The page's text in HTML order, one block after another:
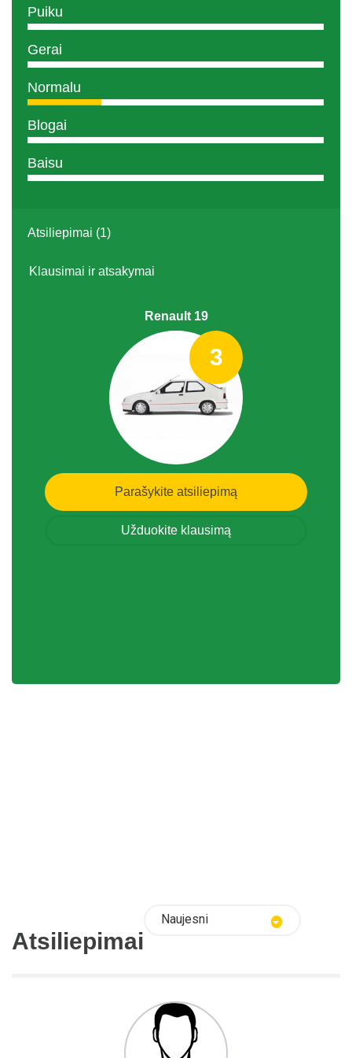
Puiku
Gerai
Normalu
Blogai
Baisu
Atsiliepimai (1)
Klausimai ir atsakymai
Renault 19
3
Parašykite atsiliepimą
Užduokite klausimą
Atsiliepimai
Naujesni